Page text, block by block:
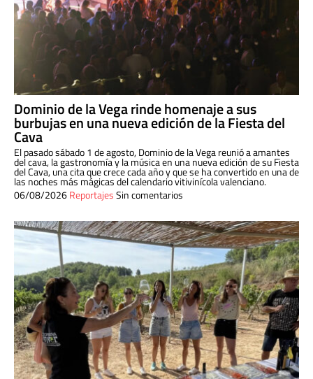
Dominio de la Vega rinde homenaje a sus
burbujas en una nueva edición de la Fiesta del
Cava
El pasado sábado 1 de agosto, Dominio de la Vega reunió a amantes
del cava, la gastronomía y la música en una nueva edición de su Fiesta
del Cava, una cita que crece cada año y que se ha convertido en una de
las noches más mágicas del calendario vitivinícola valenciano.
06/08/2026ReportajesSin comentarios